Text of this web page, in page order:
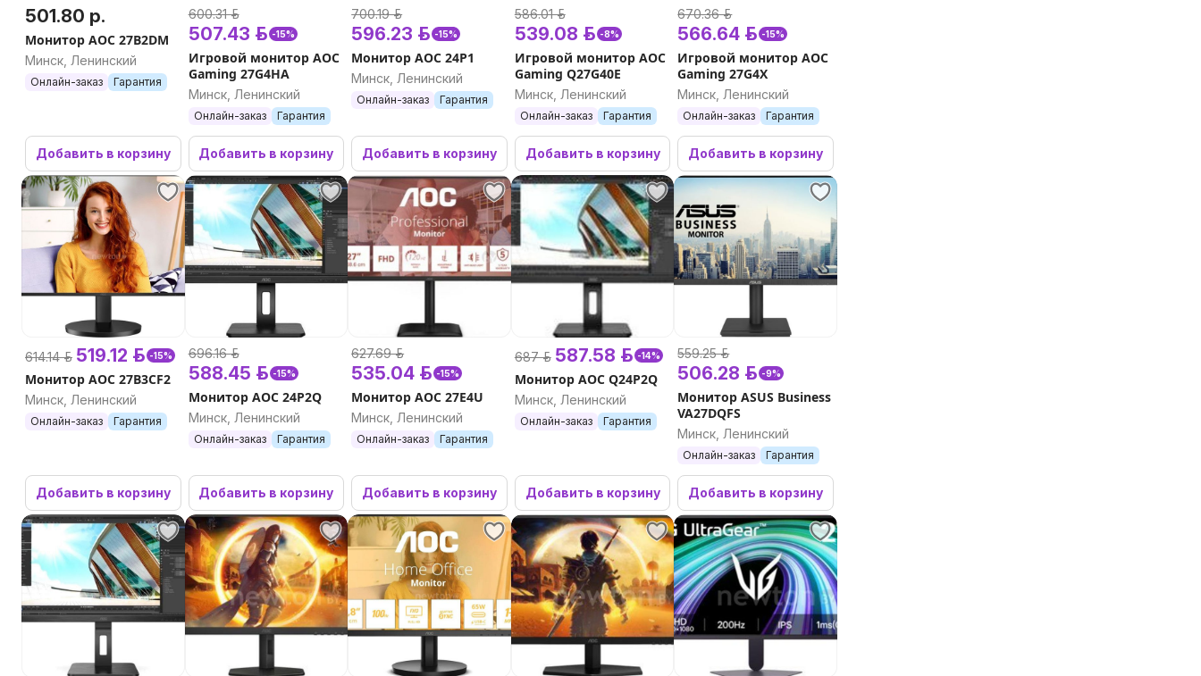
товаров для детей, для дома, для ванной комнаты, для автомобиля, для красоты и
спорта, для дачи и сада и многое другое. Консультация и помощь в подборе техники.
Доступные цены. Реальный склад. 10 лет на рынке. Сервисная поддержка.
Обращайтесь!
501.80 р.
Монитор AOC 27B2DM
Минск, Ленинский
Онлайн-заказ Гарантия
Добавить в корзину
600.31 р.
507.43 р. -15%
Игровой монитор AOC
Gaming 27G4HA
Минск, Ленинский
Онлайн-заказ Гарантия
Добавить в корзину
700.19 р.
596.23 р. -15%
Монитор AOC 24P1
Минск, Ленинский
Онлайн-заказ Гарантия
Добавить в корзину
586.01 р.
539.08 р. -8%
Игровой монитор AOC
Gaming Q27G40E
Минск, Ленинский
Онлайн-заказ Гарантия
Добавить в корзину
670.36 р.
566.64 р. -15%
Игровой монитор AOC
Gaming 27G4X
Минск, Ленинский
Онлайн-заказ Гарантия
Добавить в корзину
614.14 р. 519.12 р. -15%
Монитор AOC 27B3CF2
Минск, Ленинский
Онлайн-заказ Гарантия
Добавить в корзину
696.16 р.
588.45 р. -15%
Монитор AOC 24P2Q
Минск, Ленинский
Онлайн-заказ Гарантия
Добавить в корзину
627.69 р.
535.04 р. -15%
Монитор AOC 27E4U
Минск, Ленинский
Онлайн-заказ Гарантия
Добавить в корзину
687 р. 587.58 р. -14%
Монитор AOC Q24P2Q
Минск, Ленинский
Онлайн-заказ Гарантия
Добавить в корзину
559.25 р.
506.28 р. -9%
Монитор ASUS Business
VA27DQFS
Минск, Ленинский
Онлайн-заказ Гарантия
Добавить в корзину